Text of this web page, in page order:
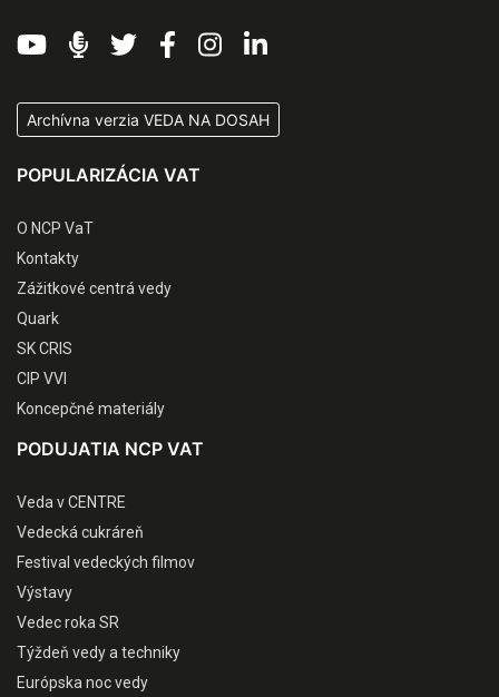
Archívna verzia VEDA NA DOSAH
POPULARIZÁCIA VAT
O NCP VaT
Kontakty
Zážitkové centrá vedy
Quark
SK CRIS
CIP VVI
Koncepčné materiály
PODUJATIA NCP VAT
Veda v CENTRE
Vedecká cukráreň
Festival vedeckých filmov
Výstavy
Vedec roka SR
Týždeň vedy a techniky
Európska noc vedy